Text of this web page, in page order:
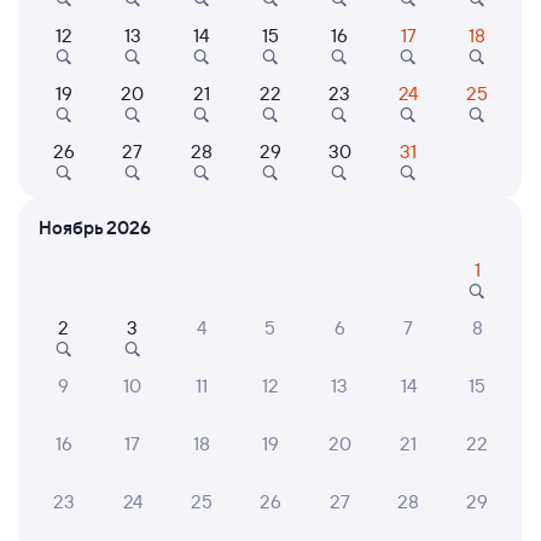
от 4 ⁠294 ⁠₽ 4 ⁠638 ⁠₽
Выберите дату
145А Проходящий
Котельнич-1
Котельнич
в Челябинск
13:10
от 3 ⁠954 ⁠₽ 4 ⁠294 ⁠₽ 14 ⁠819 ⁠₽
Выберите дату
12 13 14 15 16 17 18
19 20 21 22 23 24 25
26 27 28 29 30 31
Ноябрь 2026
1
2 3 4 5 6 7 8
9 10 11 12 13 14 15
16 17 18 19 20 21 22
23 24 25 26 27 28 29